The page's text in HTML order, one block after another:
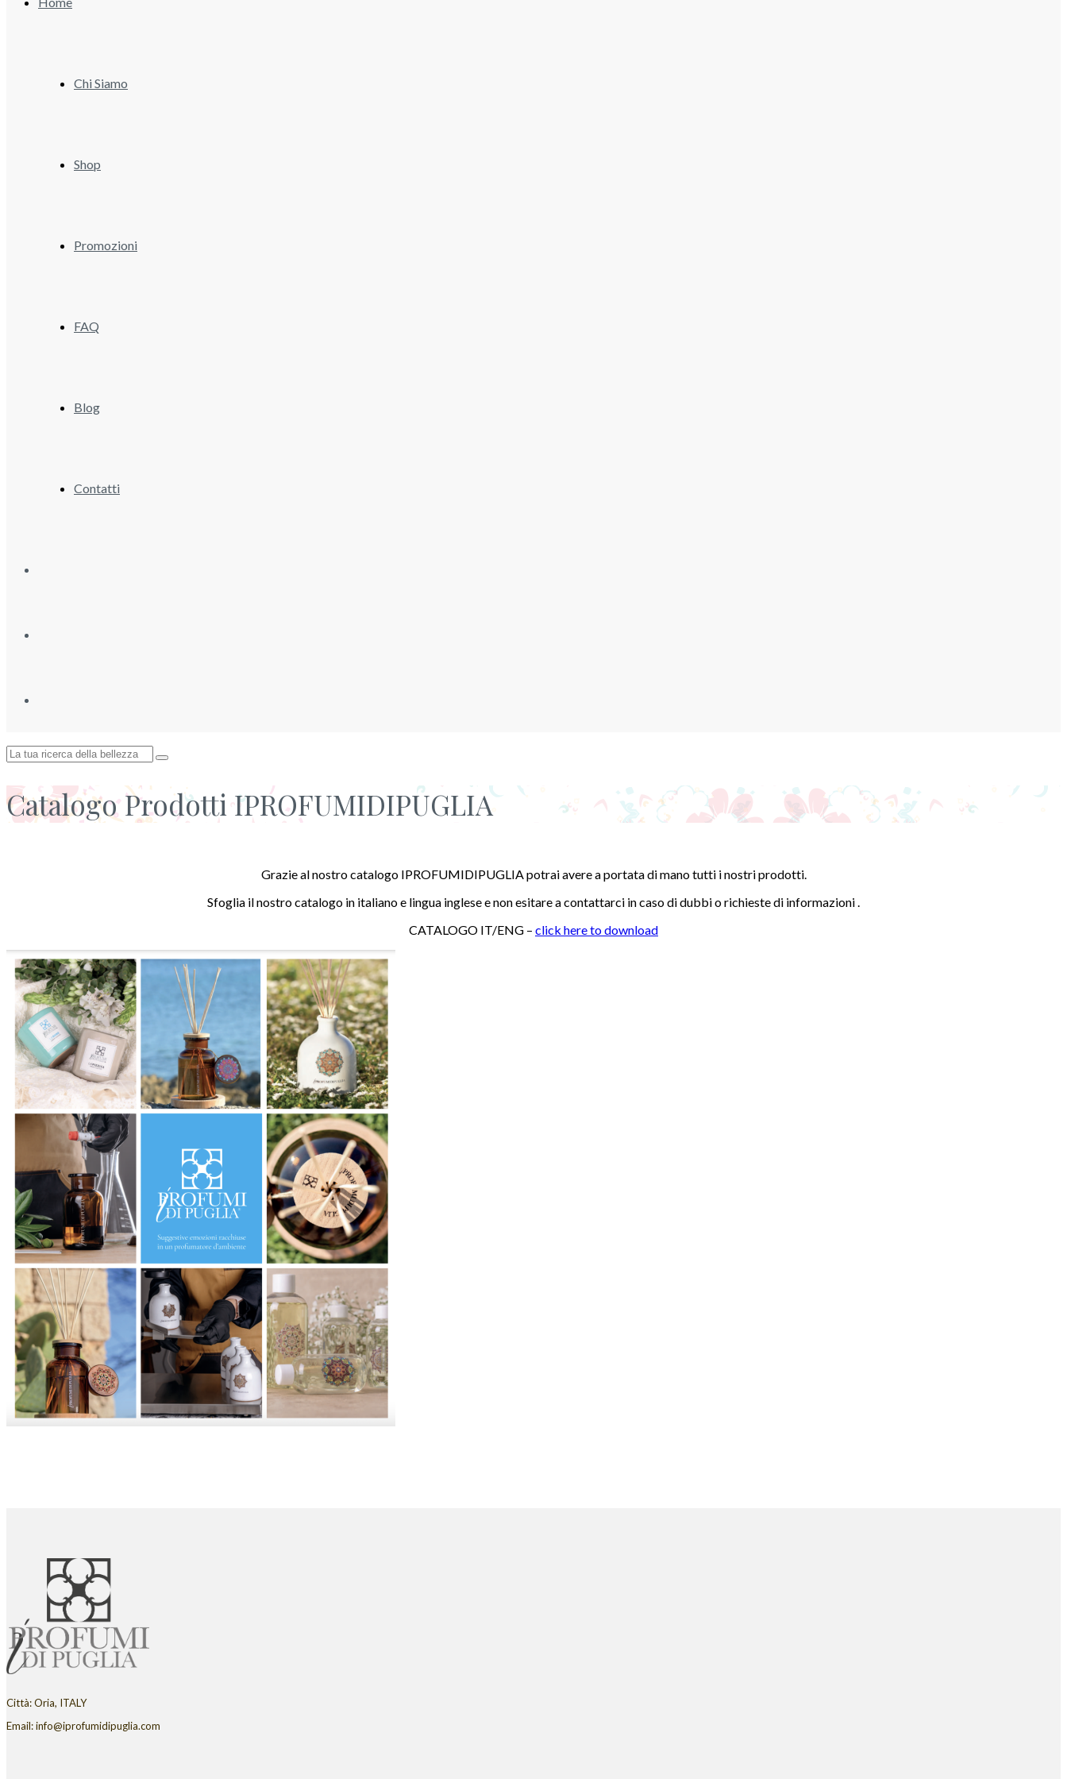
Chi Siamo
Shop
Promozioni
FAQ
Blog
Contatti
Catalogo Prodotti IPROFUMIDIPUGLIA
Grazie al nostro catalogo IPROFUMIDIPUGLIA potrai avere a portata di mano tutti i nostri prodotti.
Sfoglia il nostro catalogo in italiano e lingua inglese e non esitare a contattarci in caso di dubbi o richieste di informazioni .
CATALOGO IT/ENG – click here to download
Città: Oria, ITALY
Email: info@iprofumidipuglia.com